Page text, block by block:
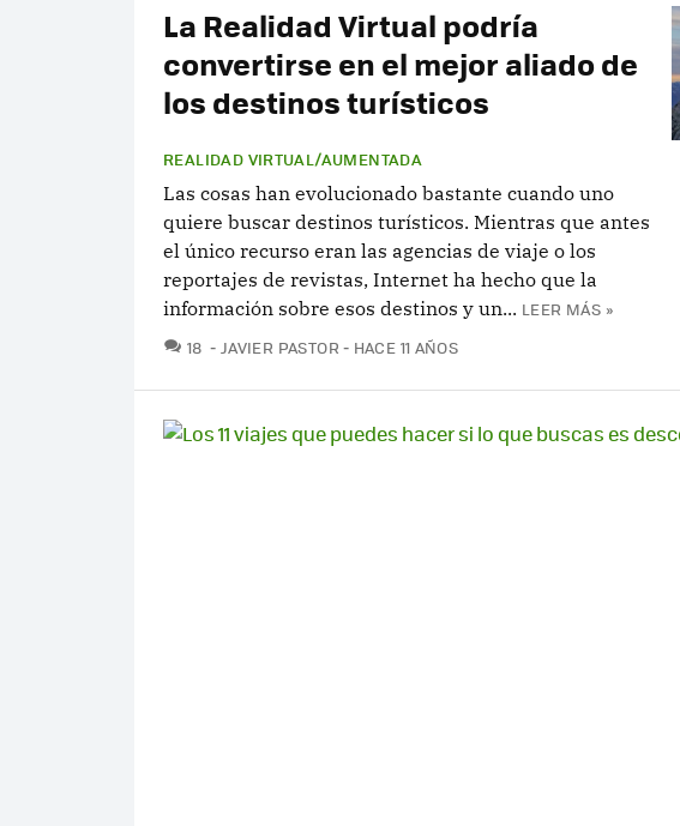
La Realidad Virtual podría
convertirse en el mejor aliado de
los destinos turísticos
REALIDAD VIRTUAL/AUMENTADA
Las cosas han evolucionado bastante cuando uno
quiere buscar destinos turísticos. Mientras que antes
el único recurso eran las agencias de viaje o los
reportajes de revistas, Internet ha hecho que la
información sobre esos destinos y un... LEER MÁS »
18 COMENTARIOS
JAVIER PASTOR HACE 11 AÑOS